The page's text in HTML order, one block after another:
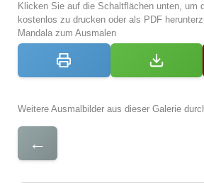
Klicken Sie auf die Schaltflächen unten, um
kostenlos zu drucken oder als PDF
Mandala zum Ausmalen
Weitere Ausmalbilder aus dieser Galerie
←